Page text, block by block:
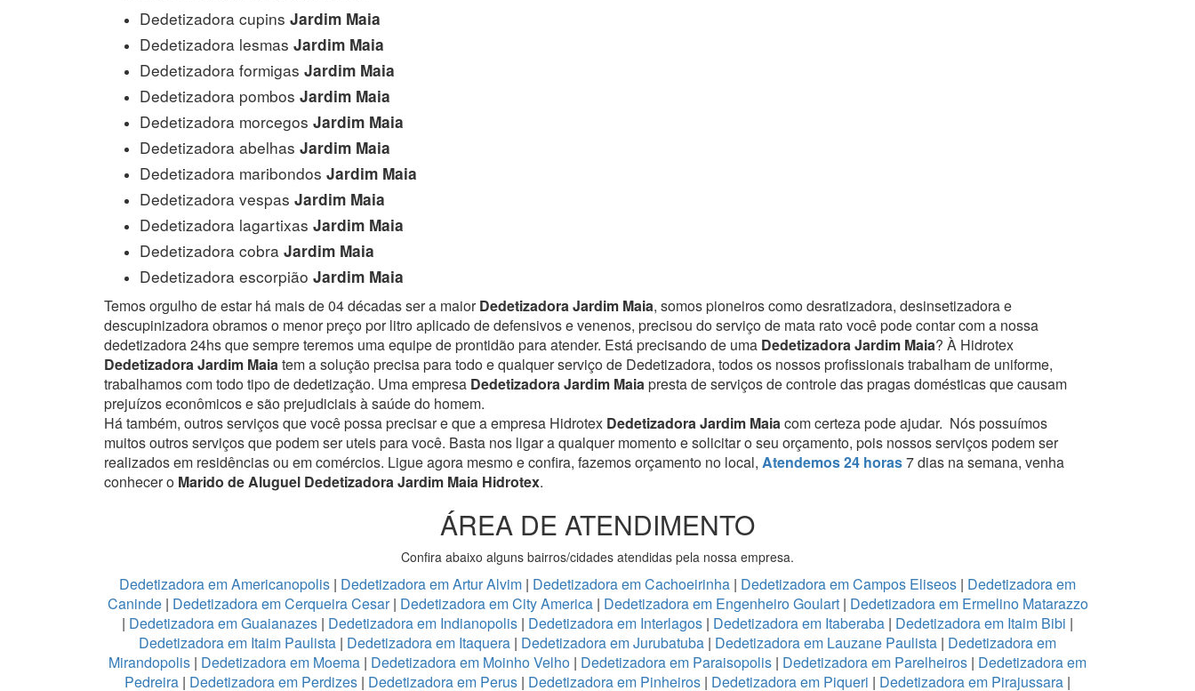
Dedetizadora cupins Jardim Maia
Dedetizadora lesmas Jardim Maia
Dedetizadora formigas Jardim Maia
Dedetizadora pombos Jardim Maia
Dedetizadora morcegos Jardim Maia
Dedetizadora abelhas Jardim Maia
Dedetizadora maribondos Jardim Maia
Dedetizadora vespas Jardim Maia
Dedetizadora lagartixas Jardim Maia
Dedetizadora cobra Jardim Maia
Dedetizadora escorpião Jardim Maia
Temos orgulho de estar há mais de 04 décadas ser a maiorDedetizadora Jardim Maia, somos pioneiros como desratizadora, desinsetizadora e
descupinizadora obramos o menor preço por litro aplicado de defensivos e venenos, precisou do serviço de mata rato você pode contar com a nossa
dedetizadora 24hs que sempre teremos uma equipe de prontidão para atender. Está precisando de uma Dedetizadora Jardim Maia? À Hidrotex
Dedetizadora Jardim Maiatem a solução precisa para todo e qualquer serviço de Dedetizadora, todos os nossos profissionais trabalham de uniforme,
trabalhamos com todo tipo de dedetização. Uma empresa Dedetizadora Jardim Maiapresta de serviços de controle das pragas domésticas que causam
prejuízos econômicos e são prejudiciais à saúde do homem.
Há também, outros serviços que você possa precisar e que a empresa Hidrotex Dedetizadora Jardim Maiacom certeza pode ajudar. Nós possuímos
muitos outros serviços que podem ser uteis para você. Basta nos ligar a qualquer momento e solicitar o seu orçamento, pois nossos serviços podem ser
realizados em residências ou em comércios. Ligue agora mesmo e confira, fazemos orçamento no local, Atendemos 24 horas7 dias na semana, venha
conhecer o Marido de Aluguel Dedetizadora Jardim Maia Hidrotex.
ÁREA DE ATENDIMENTO
Confira abaixo alguns bairros/cidades atendidas pela nossa empresa.
Dedetizadora em Americanopolis | Dedetizadora em Artur Alvim | Dedetizadora em Cachoeirinha | Dedetizadora em Campos Eliseos | Dedetizadora em
Caninde| Dedetizadora em Cerqueira Cesar| Dedetizadora em City America | Dedetizadora em Engenheiro Goulart | Dedetizadora em Ermelino Matarazzo
| Dedetizadora em Guaianazes | Dedetizadora em Indianopolis | Dedetizadora em Interlagos | Dedetizadora em Itaberaba | Dedetizadora em Itaim Bibi |
Dedetizadora em Itaim Paulista | Dedetizadora em Itaquera | Dedetizadora em Jurubatuba | Dedetizadora em Lauzane Paulista | Dedetizadora em
Mirandopolis | Dedetizadora em Moema | Dedetizadora em Moinho Velho | Dedetizadora em Paraisopolis | Dedetizadora em Parelheiros | Dedetizadora em
Pedreira | Dedetizadora em Perdizes | Dedetizadora em Perus | Dedetizadora em Pinheiros | Dedetizadora em Piqueri | Dedetizadora em Pirajussara |